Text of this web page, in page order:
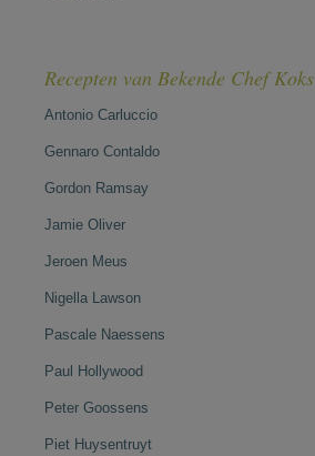
Recepten van Bekende Chef Koks
Antonio Carluccio
Gennaro Contaldo
Gordon Ramsay
Jamie Oliver
Jeroen Meus
Nigella Lawson
Pascale Naessens
Paul Hollywood
Peter Goossens
Piet Huysentruyt